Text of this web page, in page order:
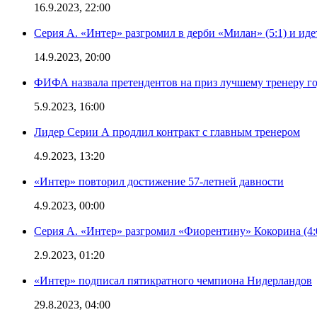
16.9.2023, 22:00
Серия А. «Интер» разгромил в дерби «Милан» (5:1) и
14.9.2023, 20:00
ФИФА назвала претендентов на приз лучшему тренеру
5.9.2023, 16:00
Лидер Серии А продлил контракт с главным тренером
4.9.2023, 13:20
«Интер» повторил достижение 57-летней давности
4.9.2023, 00:00
Серия А. «Интер» разгромил «Фиорентину» Кокорина
2.9.2023, 01:20
«Интер» подписал пятикратного чемпиона Нидерландов
29.8.2023, 04:00